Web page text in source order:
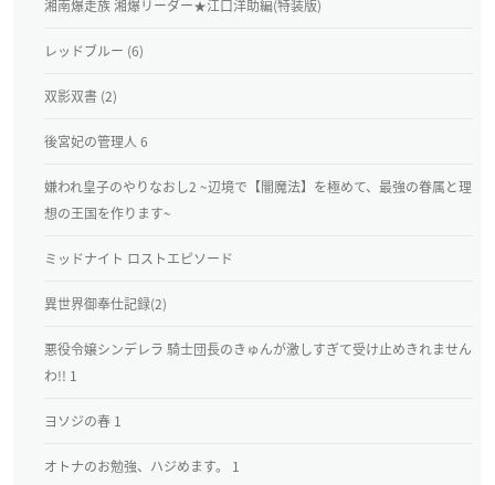
湘南爆走族 湘爆リーダー★江口洋助編(特装版)
レッドブルー (6)
双影双書 (2)
後宮妃の管理人 6
嫌われ皇子のやりなおし2 ~辺境で【闇魔法】を極めて、最強の眷属と理
想の王国を作ります~
ミッドナイト ロストエピソード
異世界御奉仕記録(2)
悪役令嬢シンデレラ 騎士団長のきゅんが激しすぎて受け止めきれません
わ!! 1
ヨソジの春 1
オトナのお勉強、ハジめます。 1